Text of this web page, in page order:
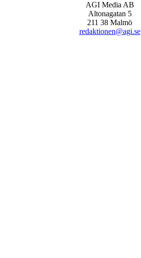
AGI Media AB
Altonagatan 5
211 38 Malmö
redaktionen@agi.se